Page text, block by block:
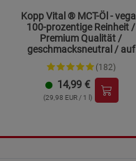
Kopp Vital ® MCT-Öl - vegan
100-prozentige Reinheit /
Premium Qualität /
geschmacksneutral / auf
Kokosölbasis
(182)
14,99 €
(29,98 EUR / 1 l)